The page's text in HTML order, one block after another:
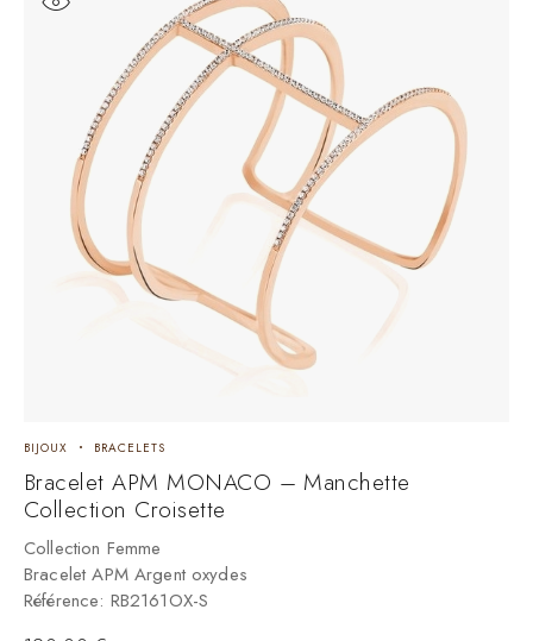
BIJOUX BRACELETS
Bracelet APM MONACO – Manchette
Collection Croisette
Collection Femme
Bracelet APM Argent oxydes
Référence: RB2161OX-S